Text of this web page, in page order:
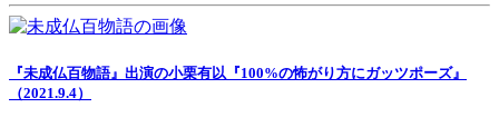
『未成仏百物語』出演の小栗有以『100%の怖がり方にガッツポーズ』
（2021.9.4）